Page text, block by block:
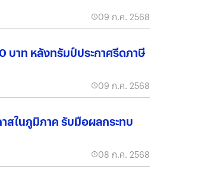
09 ก.ค. 2568
บาท หลังทรัมป์ประกาศรีดภาษี
09 ก.ค. 2568
สในภูมิภาค รับมือผลกระทบ
08 ก.ค. 2568